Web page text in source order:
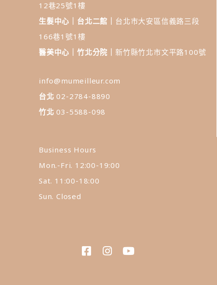
12巷25號1樓
生髮中心｜台北二館｜ 台北市大安區信義路三段
166巷1號1樓
醫美中心｜竹北分院｜ 新竹縣竹北市文平路100號
info@mumeilleur.com
台北 02-2784-8890
竹北03-5588-098
Business Hours
Mon.-Fri. 12:00-19:00
Sat. 11:00-18:00
Sun. Closed